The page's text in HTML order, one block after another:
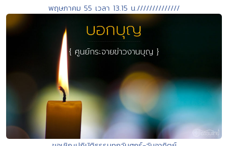
พฤษภาคม 55 เวลา 13.15 น.//////////////